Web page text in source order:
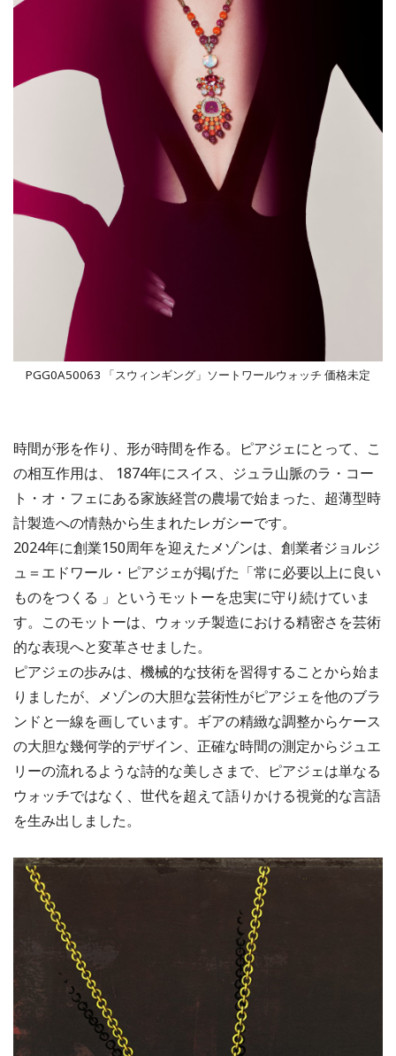
PGG0A50063 「スウィンギング」ソートワールウォッチ 価格未定
時間が形を作り、形が時間を作る。ピアジェにとって、こ
の相互作用は、 1874年にスイス、ジュラ山脈のラ・コー
ト・オ・フェにある家族経営の農場で始まった、超薄型時
計製造への情熱から生まれたレガシーです。
2024年に創業150周年を迎えたメゾンは、創業者ジョルジ
ュ＝エドワール・ピアジェが掲げた「常に必要以上に良い
ものをつくる 」というモットーを忠実に守り続けていま
す。このモットーは、ウォッチ製造における精密さを芸術
的な表現へと変革させました。
ピアジェの歩みは、機械的な技術を習得することから始ま
りましたが、メゾンの大胆な芸術性がピアジェを他のブラ
ンドと一線を画しています。ギアの精緻な調整からケース
の大胆な幾何学的デザイン、正確な時間の測定からジュエ
リーの流れるような詩的な美しさまで、ピアジェは単なる
ウォッチではなく、世代を超えて語りかける視覚的な言語
を生み出しました。